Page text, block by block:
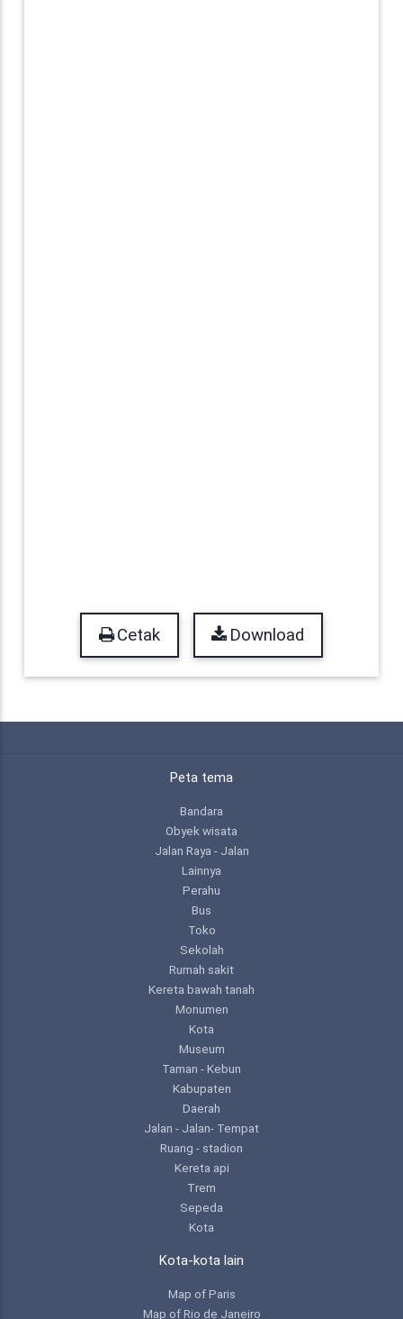
Cetak Download
Peta tema
Bandara
Obyek wisata
Jalan Raya - Jalan
Lainnya
Perahu
Bus
Toko
Sekolah
Rumah sakit
Kereta bawah tanah
Monumen
Kota
Museum
Taman - Kebun
Kabupaten
Daerah
Jalan - Jalan- Tempat
Ruang - stadion
Kereta api
Trem
Sepeda
Kota
Kota-kota lain
Map of Paris
Map of Rio de Janeiro